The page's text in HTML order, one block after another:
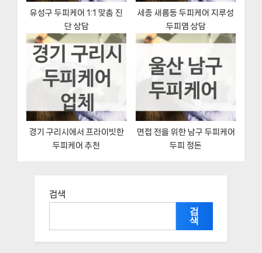
유성구 두피케어 1:1 맞춤 진
단 상담
세종 새롬동 두피케어 지루성
두피염 상담
경기 구리시에서 프라이빗한
두피케어 추천
면접 전을 위한 남구 두피케어
두피 정돈
검색
검
색